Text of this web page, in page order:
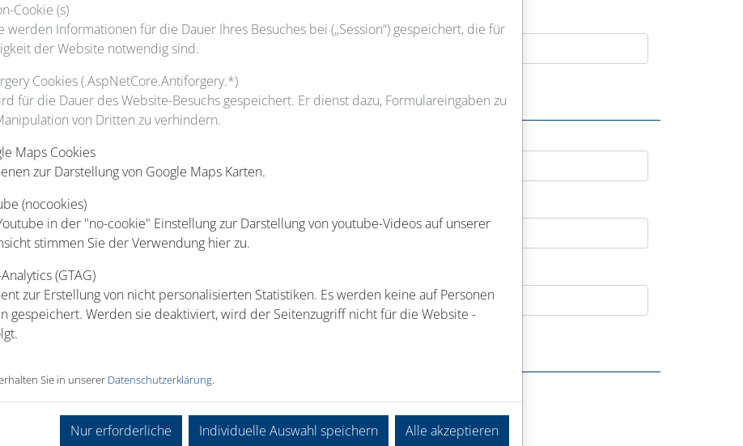
Cookie (s)
werden Informationen für die Dauer Ihres Besuches bei („Session“) gespeichert, die für
der Website notwendig sind.
Cookies (.AspNetCore.Antiforgery.*)
für die Dauer des Website-Besuchs gespeichert. Er dienst dazu, Formulareingaben zu
von Dritten zu verhindern.
Maps Cookies
zur Darstellung von Google Maps Karten.
(nocookies)
in der "no-cookie" Einstellung zur Darstellung von youtube-Videos auf unserer
stimmen Sie der Verwendung hier zu.
(GTAG)
zur Erstellung von nicht personalisierten Statistiken. Es werden keine auf Personen
gespeichert. Werden sie deaktiviert, wird der Seitenzugriff nicht für die Website -
Sie in unserer Datenschutzerklärung.
Nur erforderliche Individuelle Auswahl speichern Alle akzeptieren